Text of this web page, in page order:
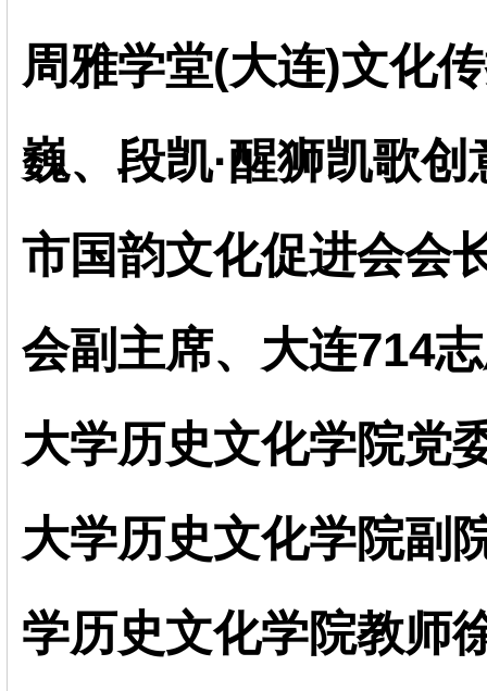
周雅学堂(大连)文化
巍、段凯·醒狮凯歌
市国韵文化促进会会
会副主席、大连714
大学历史文化学院党
大学历史文化学院副
学历史文化学院教师